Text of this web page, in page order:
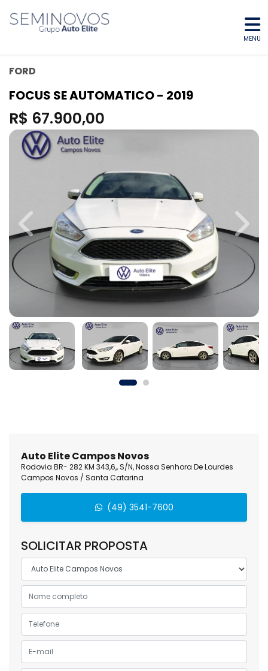
MENU
FORD
FOCUS SE AUTOMATICO - 2019
R$ 67.900,00
Previous Next
Auto Elite Campos Novos
Rodovia BR- 282 KM 343,6,, S/N, Nossa Senhora De Lourdes
Campos Novos / Santa Catarina
(49) 3541-7600
SOLICITAR PROPOSTA